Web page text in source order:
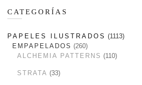
CATEGORÍAS
PAPELES ILUSTRADOS
1113
EMPAPELADOS
260
ALCHEMIA PATTERNS
110
STRATA 33